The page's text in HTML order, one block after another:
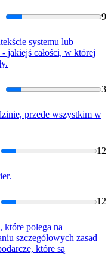
9
systemu lub
jakiejś całości, w której
3
przede wszystkim w
12
12
które polega na
szczegółowych zasad
które są